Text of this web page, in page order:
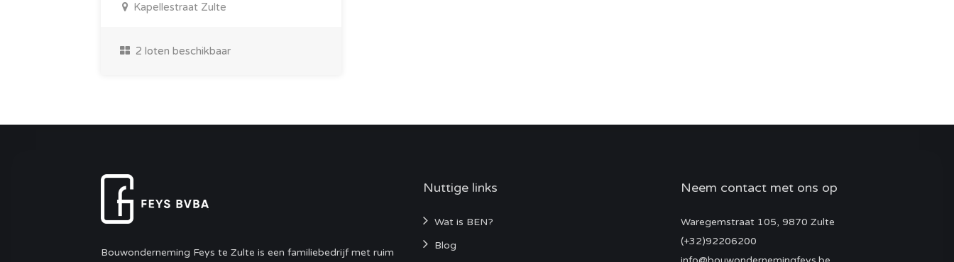
Kapellestraat Zulte
2 loten beschikbaar
Bouwonderneming Feys te Zulte is een familiebedrijf met ruim
Nuttige links
Wat is BEN?
Blog
Neem contact met ons op
Waregemstraat 105, 9870 Zulte
(+32)92206200